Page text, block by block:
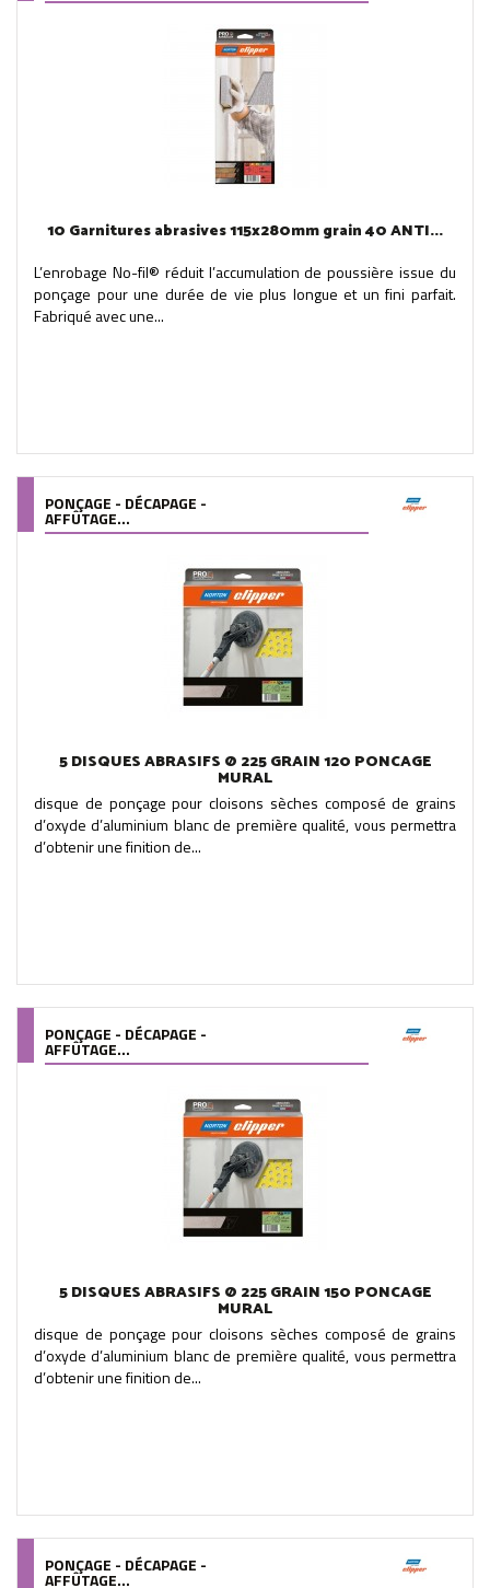
10 Garnitures abrasives 115x280mm grain 40 ANTI...
L’enrobage No-fil® réduit l’accumulation de poussière issue du
ponçage pour une durée de vie plus longue et un fini parfait.
Fabriqué avec une...
PONÇAGE - DÉCAPAGE -
AFFÛTAGE...
5 DISQUES ABRASIFS Ø 225 GRAIN 120 PONCAGE
MURAL
disque de ponçage pour cloisons sèches composé de grains
d’oxyde d’aluminium blanc de première qualité, vous permettra
d’obtenir une finition de...
PONÇAGE - DÉCAPAGE -
AFFÛTAGE...
5 DISQUES ABRASIFS Ø 225 GRAIN 150 PONCAGE
MURAL
disque de ponçage pour cloisons sèches composé de grains
d’oxyde d’aluminium blanc de première qualité, vous permettra
d’obtenir une finition de...
PONÇAGE - DÉCAPAGE -
AFFÛTAGE...